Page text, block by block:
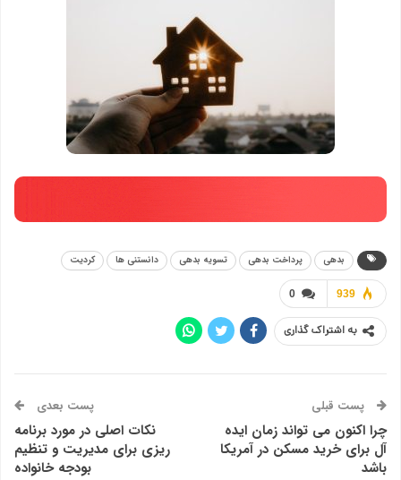
بدهی پرداخت بدهی تسویه بدهی دانستنی ها کردیت
0 939
به اشتراک گذاری
پست قبلی
چرا اکنون می تواند زمان ایده
آل برای خرید مسکن در آمریکا
باشد
پست بعدی
نکات اصلی در مورد برنامه
ریزی برای مدیریت و تنظیم
بودجه خانواده